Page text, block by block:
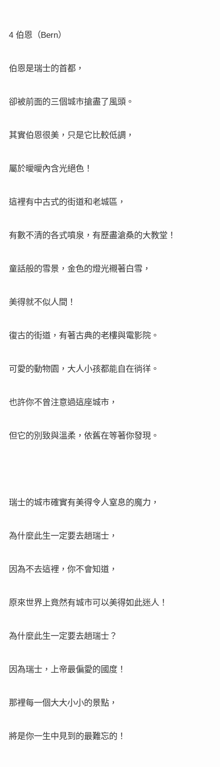
4 伯恩（Bern）
伯恩是瑞士的首都，
卻被前面的三個城市搶盡了風頭。
其實伯恩很美，只是它比較低調，
屬於曖曖內含光絕色！
這裡有中古式的街道和老城區，
有數不清的各式噴泉，有歷盡滄桑的大教堂！
童話般的雪景，金色的燈光襯著白雪，
美得就不似人間！
復古的街道，有著古典的老樓與電影院。
可愛的動物園，大人小孩都能自在徜徉。
也許你不曾注意過這座城市，
但它的別致與溫柔，依舊在等著你發現。
瑞士的城市確實有美得令人窒息的魔力，
為什麼此生一定要去趟瑞士，
因為不去這裡，你不會知道，
原來世界上竟然有城市可以美得如此迷人！
為什麼此生一定要去趟瑞士？
因為瑞士，上帝最偏愛的國度！
那裡每一個大大小小的景點，
將是你一生中見到的最難忘的！